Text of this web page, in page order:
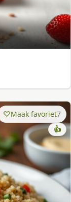
Maak favoriet7
👍